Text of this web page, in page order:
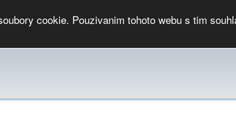
cookie. Pouzivanim tohoto webu s tim